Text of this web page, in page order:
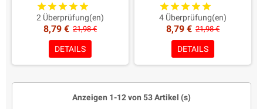
Straßen-/Klimabedingungen
Farbe: weiß 6000K
Dauer: Long Life 650h
Homologate Straßennutzung
Verpackung: 2 Stück
Maximale Qualität
2 Überprüfung(en)
8,79 € 21,98 €
DETAILS
Straßen-/Klimabedingungen
Farbe: weiß 6000K
Dauer: Long Life 650h
Homologate Straßennutzung
Verpackung: 2 Stück
Maximale Qualität
4 Überprüfung(en)
8,79 € 21,98 €
DETAILS
Anzeigen 1-12 von 53 Artikel (s)